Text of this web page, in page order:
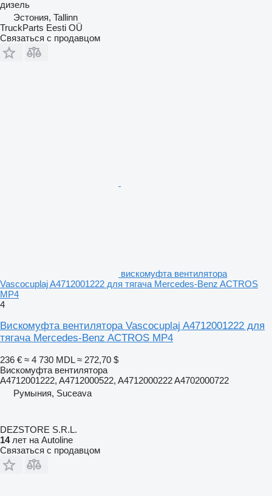
дизель
Эстония, Tallinn
TruckParts Eesti OÜ
Связаться с продавцом
вискомуфта вентилятора
Vascocuplaj A4712001222 для тягача Mercedes-Benz ACTROS
MP4
4
Вискомуфта вентилятора Vascocuplaj A4712001222 для
тягача Mercedes-Benz ACTROS MP4
236 € ≈ 4 730 MDL ≈ 272,70 $
Вискомуфта вентилятора
A4712001222, A4712000522, A4712000222 A4702000722
Румыния, Suceava
DEZSTORE S.R.L.
14лет на Autoline
Связаться с продавцом